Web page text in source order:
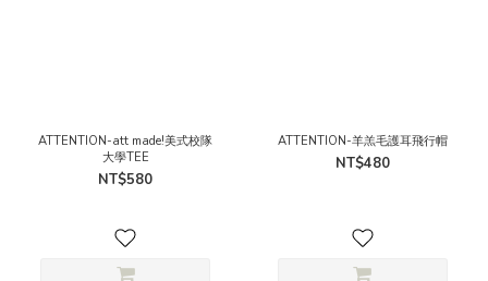
ATTENTION-att made!美式校隊
大學TEE
NT$580
ATTENTION-羊羔毛護耳飛行帽
NT$480